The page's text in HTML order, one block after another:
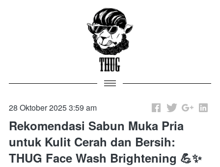
28 Oktober 2025 3:59 am
Rekomendasi Sabun Muka Pria
untuk Kulit Cerah dan Bersih:
THUG Face Wash Brightening 💪✨